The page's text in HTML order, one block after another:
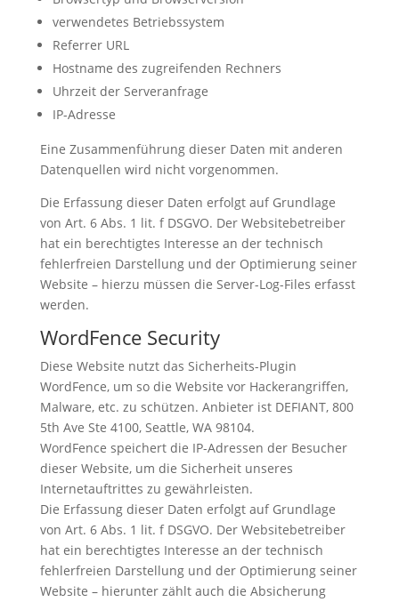
verwendetes Betriebssystem
Referrer URL
Hostname des zugreifenden Rechners
Uhrzeit der Serveranfrage
IP-Adresse
Eine Zusammenführung dieser Daten mit anderen
Datenquellen wird nicht vorgenommen.
Die Erfassung dieser Daten erfolgt auf Grundlage
von Art. 6 Abs. 1 lit. f DSGVO. Der Websitebetreiber
hat ein berechtigtes Interesse an der technisch
fehlerfreien Darstellung und der Optimierung seiner
Website – hierzu müssen die Server-Log-Files erfasst
werden.
WordFence Security
Diese Website nutzt das Sicherheits-Plugin
WordFence, um so die Website vor Hackerangriffen,
Malware, etc. zu schützen. Anbieter ist DEFIANT, 800
5th Ave Ste 4100, Seattle, WA 98104.
WordFence speichert die IP-Adressen der Besucher
dieser Website, um die Sicherheit unseres
Internetauftrittes zu gewährleisten.
Die Erfassung dieser Daten erfolgt auf Grundlage
von Art. 6 Abs. 1 lit. f DSGVO. Der Websitebetreiber
hat ein berechtigtes Interesse an der technisch
fehlerfreien Darstellung und der Optimierung seiner
Website – hierunter zählt auch die Absicherung